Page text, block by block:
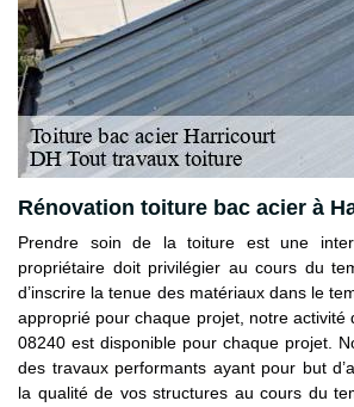
Rénovation toiture bac acier à
Prendre soin de la toiture est une
propriétaire doit privilégier au cours du
d’inscrire la tenue des matériaux dans le
approprié pour chaque projet, notre activité
08240 est disponible pour chaque projet.
des travaux performants ayant pour but
la qualité de vos structures au cours du